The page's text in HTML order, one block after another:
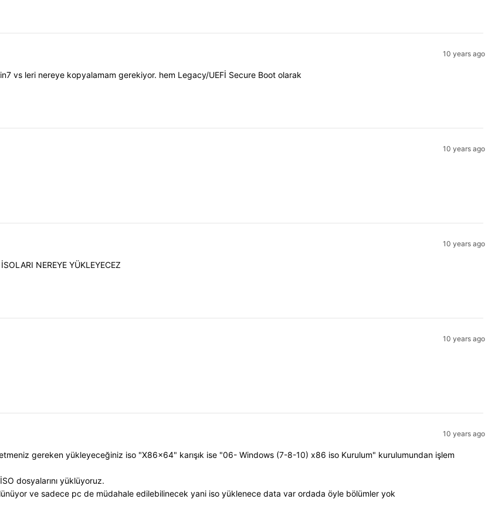
10 years ago
vs leri nereye kopyalamam gerekiyor. hem Legacy/UEFİ Secure Boot olarak
10 years ago
10 years ago
NEREYE YÜKLEYECEZ
10 years ago
10 years ago
gereken yükleyeceğiniz iso "X86x64" karışık ise "06- Windows (7-8-10) x86 iso Kurulum" kurulumundan işlem
dosyalarını yüklüyoruz.
ve sadece pc de müdahale edilebilinecek yani iso yüklenece data var ordada öyle bölümler yok